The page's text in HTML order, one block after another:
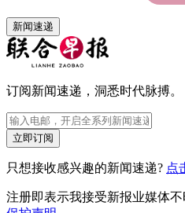
新闻速递
订阅新闻速递，洞悉时代脉搏。
立即订阅
只想接收感兴趣的新闻速递? 点
注册即表示我接受新报业媒体